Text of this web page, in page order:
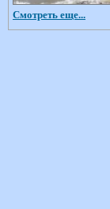
Смотреть еще...